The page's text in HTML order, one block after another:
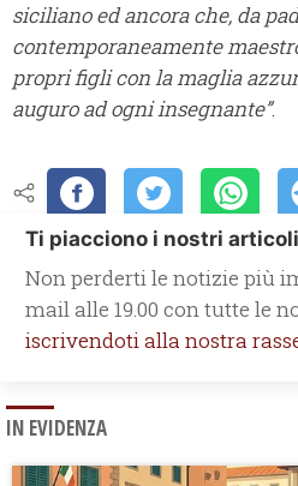
siciliano ed ancora che, da
contemporaneamente
propri figli con la maglia
auguro ad ogni insegnante”.
Ti piacciono i nostri
Non perderti le notizie più
mail alle 19.00 con tutte le
iscrivendoti alla nostra
IN EVIDENZA